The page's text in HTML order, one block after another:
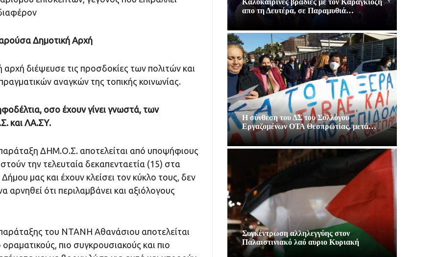
Δημοτική Αρχή
διέψευσε τις προσδοκίες των πολιτών και
αναγκών της τοπικής κοινωνίας.
οσο έχουν γίνει γνωστά, των
και ΛΑ.ΣΥ.
ΔΗΜ.Ο.Σ. αποτελείται από υποψήφιους
την τελευταία δεκαπενταετία (15) στα
μας και έχουν κλείσει τον κύκλο τους, δεν
αρνηθεί ότι περιλαμβάνει και αξιόλογους
του ΝΤΑΝΗ Αθανάσιου αποτελείται
πιο συγκρουσιακούς και πιο
απο τη Δευτέρα, σε Παραμυθιά…
Η σύνθεση του ΔΣ του Συλλόγου
Εργαζομένων ΟΤΑ Θεσπρωτίας, μετά…
Συγκέντρωση αλληλεγγύης στον
Παλαιστινιακό λαό αυριο Κυριακή